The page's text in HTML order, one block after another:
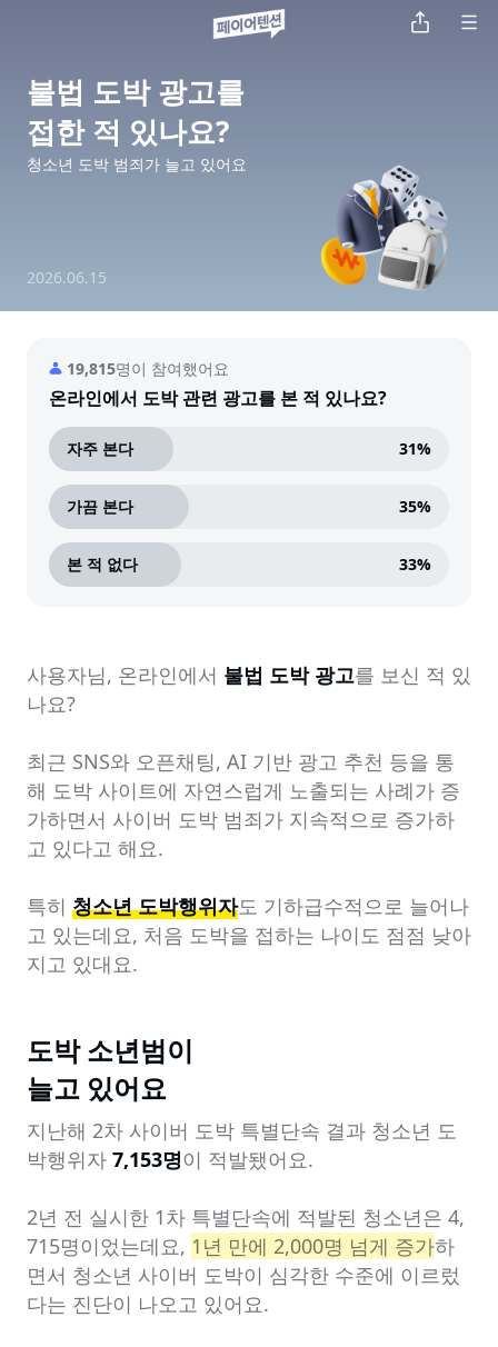
불법 도박 광고를
접한 적 있나요?
청소년 도박 범죄가 늘고 있어요
2026.06.15
19,815명이 참여했어요
온라인에서 도박 관련 광고를 본 적 있나요?
자주 본다 31%
가끔 본다 35%
본 적 없다 33%
사용자님, 온라인에서 불법 도박 광고를 보신 적 있
나요?
최근 SNS와 오픈채팅, AI 기반 광고 추천 등을 통
해 도박 사이트에 자연스럽게 노출되는 사례가 증
가하면서 사이버 도박 범죄가 지속적으로 증가하
고 있다고 해요.
특히 청소년 도박행위자도 기하급수적으로 늘어나
고 있는데요, 처음 도박을 접하는 나이도 점점 낮아
지고 있대요.
도박 소년범이
늘고 있어요
지난해 2차 사이버 도박 특별단속 결과 청소년 도
박행위자 7,153명이 적발됐어요.
2년 전 실시한 1차 특별단속에 적발된 청소년은 4,
715명이었는데요, 1년 만에 2,000명 넘게 증가하
면서 청소년 사이버 도박이 심각한 수준에 이르렀
다는 진단이 나오고 있어요.